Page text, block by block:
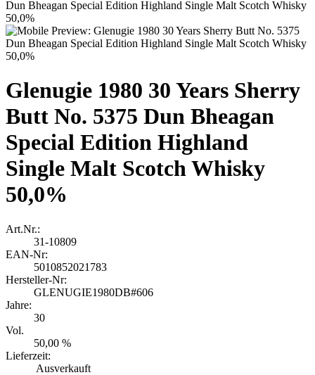
Glenugie 1980 30 Years Sherry
Butt No. 5375 Dun Bheagan
Special Edition Highland
Single Malt Scotch Whisky
50,0%
Art.Nr.:
31-10809
EAN-Nr:
5010852021783
Hersteller-Nr:
GLENUGIE1980DB#606
Jahre:
30
Vol.
50,00 %
Lieferzeit:
Ausverkauft